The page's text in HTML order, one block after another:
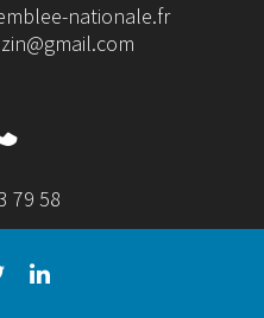
nationale.fr
79 58